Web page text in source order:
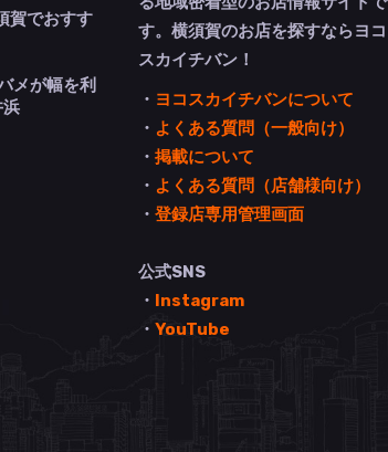
賀でおすす
メが幅を利
す。横須賀のお店を探すならヨコ
スカイチバン！
・ ヨコスカイチバンについて
・ よくある質問（一般向け）
・ 掲載について
・ よくある質問（店舗様向け）
・ 登録店専用管理画面
公式SNS
・ Instagram
・ YouTube